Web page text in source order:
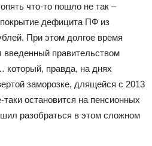
что-то пошло не так –
дефицита ПФ из
При этом долгое время
правительством
который, правда, на днях
заморозке, длящейся с 2013
остановится на пенсионных
разобраться в этом сложном